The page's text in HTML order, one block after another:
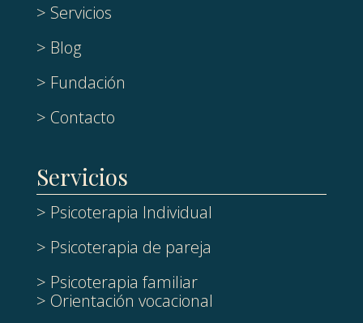
> Servicios
> Blog
> Fundación
> Contacto
Servicios
> Psicoterapia Individual
> Psicoterapia de pareja
> Psicoterapia familiar
> Orientación vocacional